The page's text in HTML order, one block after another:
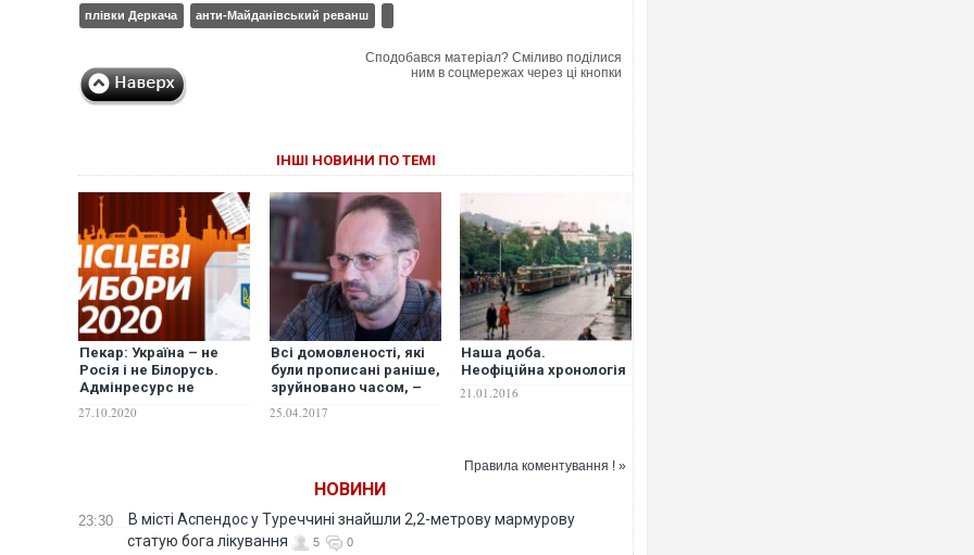
плівки Деркача анти-Майданівський реванш
Сподобався матеріал? Сміливо поділися
ним в соцмережах через ці кнопки
ІНШІ НОВИНИ ПО ТЕМІ
Пекар: Україна – не
Росія і не Білорусь.
Адмінресурс не
показали місцеві
27.10.2020
Всі домовленості, які
були прописані раніше,
зруйновано часом, –
необхідність формату
25.04.2017
Наша доба.
Неофіційна хронологія
21.01.2016
Правила коментування ! »
НОВИНИ
23:30
В місті Аспендос у Туреччині знайшли 2,2-метрову мармурову
статую бога лікування
5 0